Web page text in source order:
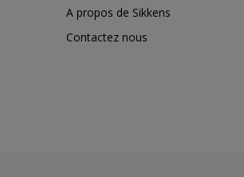
A propos de Sikkens
Contactez nous